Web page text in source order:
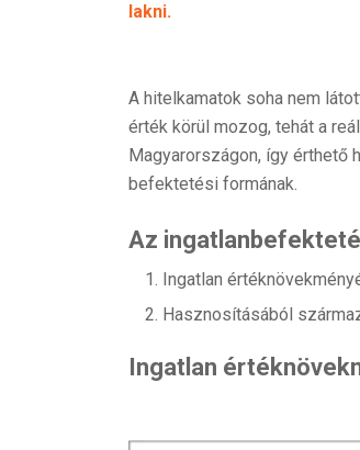
lakni.
A hitelkamatok soha nem
érték körül mozog, tehát a
Magyarországon, így
befektetési formának.
Az
Ingatlan
Hasznosításából
Ingatlan